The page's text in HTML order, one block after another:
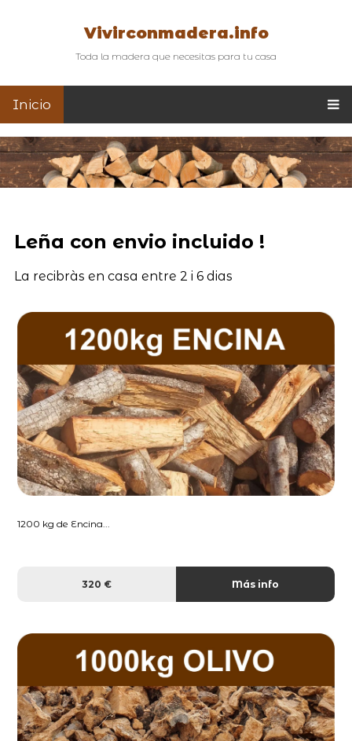
Vivirconmadera.info
Toda la madera que necesitas para tu casa
Inicio
Leña con envio incluido !
La recibràs en casa entre 2 i 6 dias
1200 kg de Encina...
320 € Más info